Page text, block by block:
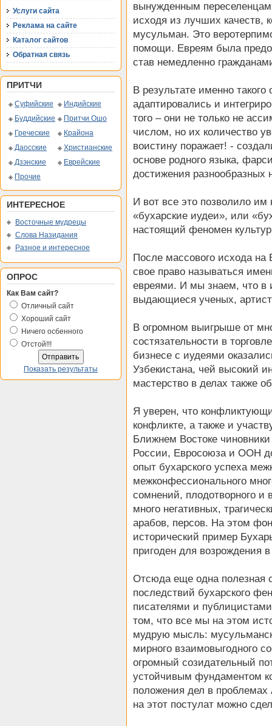
Услуги сайта
Реклама на сайте
Каталог сайтов
Обратная связь
ПРИТЧИ
Суфийские
Индийские
Буддийские
Притчи Ошо
Греческие
Крайона
Даосские
Христианские
Дзэнские
Еврейские
Прочие
ИНТЕРЕСНОЕ
Восточные мудрецы
Слова Назидания
Разное и интересное
ОПРОС
Как Вам сайт?
Отличный сайт
Хороший сайт
Ничего осбенного
Отстой!!!
Показать результаты
вынужденным
исходя из лучших качеств,
мусульман. Это
помощи. Евреям была
став немедленно
В результате именно
адаптировались и
того – они не только не
числом, но их количество
воистину поражает! -
основе родного языка,
достижения разнообразных
И вот все это позволило им
«бухарские иудеи», или
настоящий феномен
После массового исхода на
свое право называться
евреями. И мы знаем, что в
выдающиеся ученых,
В огромном выигрыше от
состязательности в
бизнесе с иудеями
Узбекистана, чей высокий
мастерство в делах также
Я уверен, что
конфликте, а также и
Ближнем Востоке
России, Евросоюза и ООН
опыт бухарского успеха
межконфессионального
сомнений, плодотворного и
много негативных,
арабов, персов. На этом
исторический пример
пригоден для возрождения
Отсюда еще одна полезная
последствий бухарского
писателями и
том, что все мы на этом
мудрую мысль:
мирного взаимовыгодного
огромный созидательный
устойчивым фундаментом
положения дел в
на этот постулат можно